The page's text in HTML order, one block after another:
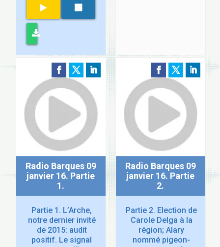
Radio Barques 09
janvier 16. Partie
1.
Partie 1. L’Arche,
notre dernier invité
de 2015: audit
positif. Le signal
Radio Barques 09
janvier 16. Partie
2.
Partie 2. Election de
Carole Delga à la
région; Alary
nommé pigeon-